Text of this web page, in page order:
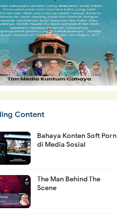
Content
Bahaya Konten Soft Porn
di Media Sosial
The Man Behind The
Scene